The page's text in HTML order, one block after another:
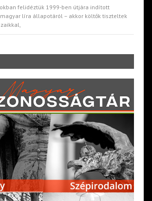
felidéztük 1999-ben útjára indított
líra állapotáról – akkor költők tiszteltek